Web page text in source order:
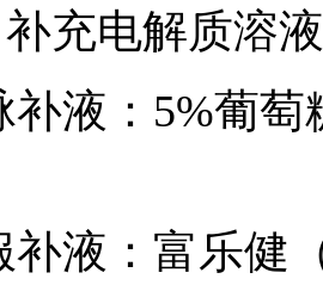
补充电解质溶
液： 5%葡萄
补液：富乐健